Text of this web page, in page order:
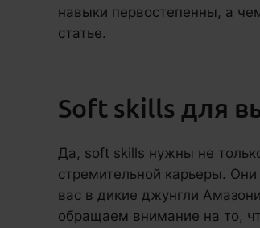
навыки первостепенны, а
статье.
Soft skills для
Да, soft skills нужны не
стремительной карьеры.
вас в дикие джунгли
обращаем внимание на то,